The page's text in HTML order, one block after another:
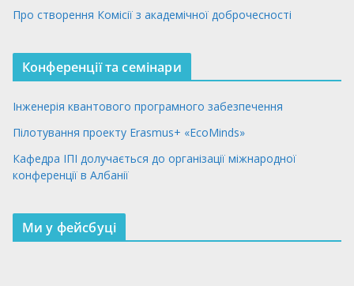
Про створення Комісії з академічної доброчесності
Конференції та семінари
Інженерія квантового програмного забезпечення
Пілотування проекту Erasmus+ «EcoMinds»
Кафедра ІПІ долучається до організації міжнародної
конференції в Албанії
Ми у фейсбуці